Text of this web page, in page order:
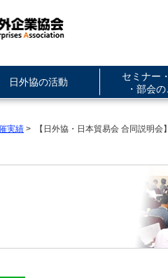
日外協の活動
セミナー
・部会
実績 > 【日外協・日本貿易会 合同説明会